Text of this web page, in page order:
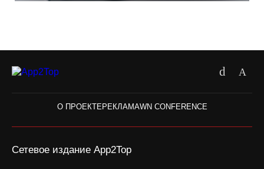
О ПРОЕКТЕРЕКЛАМАWN CONFERENCE
Сетевое издание App2Top